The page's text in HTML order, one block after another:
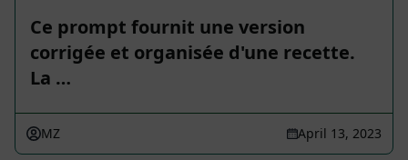
Ce prompt fournit une version
corrigée et organisée d'une recette.
La …
MZ April 13, 2023